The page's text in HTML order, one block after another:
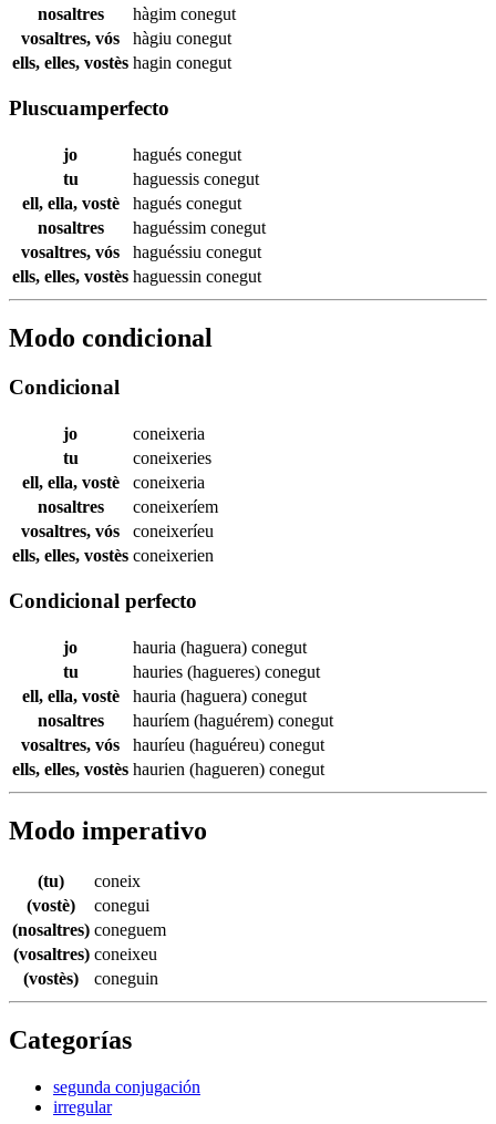
nosaltres
hàgim conegut
vosaltres, vós
hàgiu conegut
ells, elles, vostès hagin conegut
Pluscuamperfecto
jo hagués conegut
tu
haguessis conegut
ell, ella, vostè
hagués conegut
nosaltres
haguéssim conegut
vosaltres, vós
haguéssiu conegut
ells, elles, vostès haguessin conegut
Modo condicional
Condicional
jo
coneixeria
tu
coneixeries
ell, ella, vostè
coneixeria
nosaltres
coneixeríem
vosaltres, vós
coneixeríeu
ells, elles, vostès coneixerien
Condicional perfecto
jo hauria (haguera) conegut
tu
hauries (hagueres) conegut
ell, ella, vostè
hauria (haguera) conegut
nosaltres
hauríem (haguérem) conegut
vosaltres, vós
hauríeu (haguéreu) conegut
ells, elles, vostès haurien (hagueren) conegut
Modo imperativo
(tu)
coneix
(vostè)
conegui
(nosaltres) coneguem
(vosaltres) coneixeu
(vostès)
coneguin
Categorías
segunda conjugación
irregular